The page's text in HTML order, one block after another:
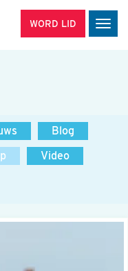
WORD LID
Blog
Video